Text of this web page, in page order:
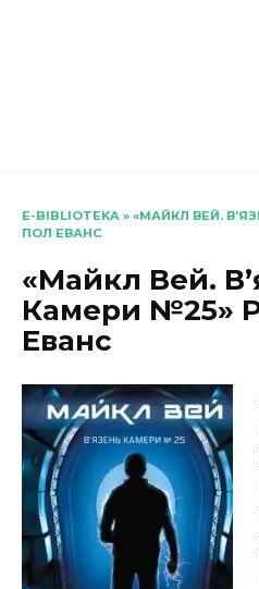
E-BIBLIOTEKA » «МАЙКЛ ВЕЙ.
ПОЛ ЕВАНС
«Майкл Вей.
Камери №25»
Еванс